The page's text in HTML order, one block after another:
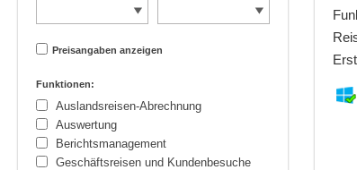
Preisangaben anzeigen
Funktionen:
Auslandsreisen-Abrechnung
Auswertung
Berichtsmanagement
Geschäftsreisen und Kundenbesuche